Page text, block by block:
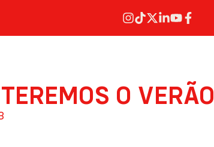
O VERÃO